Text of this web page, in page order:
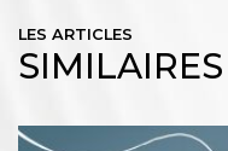
LES ARTICLES
SIMILAIRES